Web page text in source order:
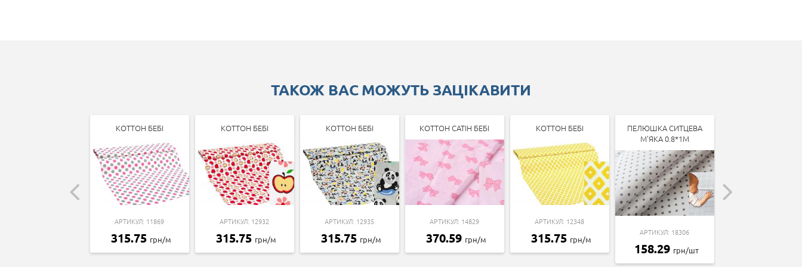
ТАКОЖ ВАС МОЖУТЬ ЗАЦІКАВИТИ
КОТТОН БЕБІ
АРТИКУЛ: 11869
315.75 грн/м
КОТТОН БЕБІ
АРТИКУЛ: 12932
315.75 грн/м
КОТТОН БЕБІ
АРТИКУЛ: 12935
315.75 грн/м
КОТТОН САТІН БЕБІ
АРТИКУЛ: 14829
370.59 грн/м
КОТТОН БЕБІ
АРТИКУЛ: 12348
315.75 грн/м
ПЕЛЮШКА СИТЦЕВА
М'ЯКА 0.8*1М
АРТИКУЛ: 18306
158.29 грн/шт